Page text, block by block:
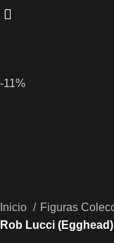
-11%
Inicio Figuras
Rob Lucci